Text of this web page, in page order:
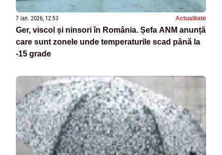
7 ian. 2026, 12:53 Actualitate
Ger, viscol și ninsori în România. Șefa ANM anunță
care sunt zonele unde temperaturile scad până la
-15 grade